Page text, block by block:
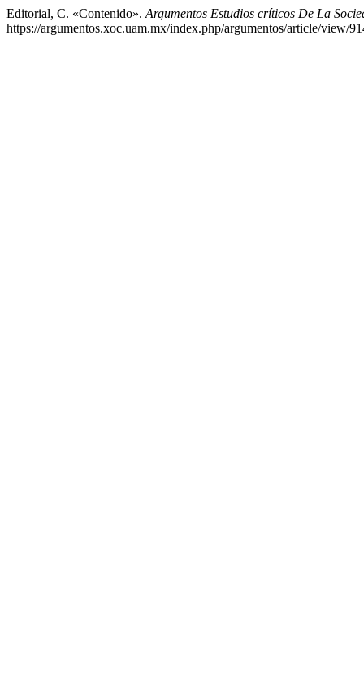
Editorial, C. «Contenido». Argumentos Estudios críticos De La
https://argumentos.xoc.uam.mx/index.php/argumentos/article/view/